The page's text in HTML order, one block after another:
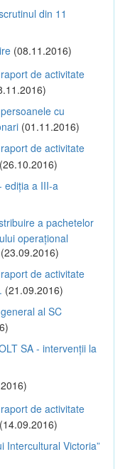
din 11
(08.11.2016)
de activitate
cu
(01.11.2016)
de activitate
(26.10.2016)
ediția a III-a
a pachetelor
operațional
(23.09.2016)
de activitate
(21.09.2016)
al SC
SA - intervenții la
de activitate
(14.09.2016)
Intercultural Victoria”